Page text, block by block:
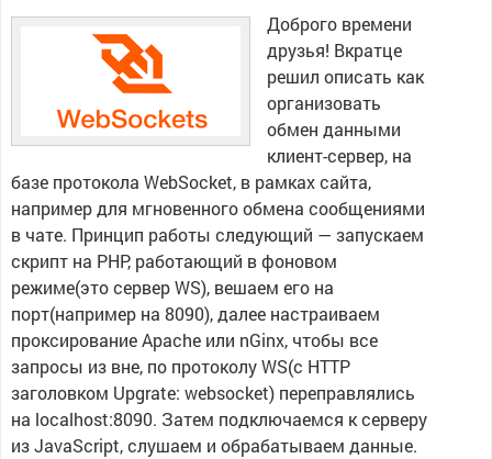
Доброго времени
друзья! Вкратце
решил описать как
организовать
обмен данными
клиент-сервер, на
базе протокола WebSocket, в рамках сайта,
например для мгновенного обмена сообщениями
в чате. Принцип работы следующий — запускаем
скрипт на PHP, работающий в фоновом
режиме(это сервер WS), вешаем его на
порт(например на 8090), далее настраиваем
проксирование Apache или nGinx, чтобы все
запросы из вне, по протоколу WS(с HTTP
заголовком Upgrate: websocket) переправлялись
на localhost:8090. Затем подключаемся к серверу
из JavaScript, слушаем и обрабатываем данные.